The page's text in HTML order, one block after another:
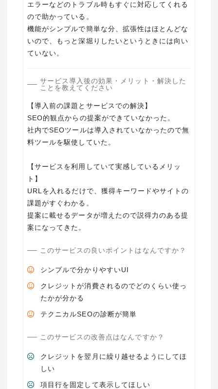
エラーなどのトラブル時もすぐに対応してくれる
ので助かっている。
機能がシンプルで簡単な分、拡張性はほとんどな
いので、もっと深堀りしたいというときには向い
ていない。
サービス導入後の効果・メリット・解決した
ことを教えてください
【導入前の課題とサービスでの解決】
SEO的観点からの提案ができていなかった。
社内でSEOツールは導入されていなかったので無
料ツールを駆使していた。
【サービスを利用していて実感しているメリッ
ト】
URLを入れるだけで、獲得キーワードやサイトの
課題がすぐわかる。
提案に載せるデータが増えたので説得力のある提
案になってきた。
このサービスの良いポイントはなんですか？
シンプルで分かりやすいUI
クレジットが消費されるのでどのくらい使っ
たかが分かる
テクニカルSEOの診断が簡単
このサービスの改善点はなんですか？
クレジットを翌月に繰り越せるようにしてほ
しい
項目行を固定して表示してほしい